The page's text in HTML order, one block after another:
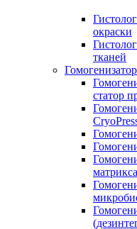
окраски
тканей
статор